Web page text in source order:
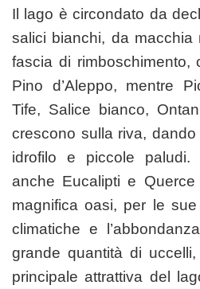
Il lago è circondato da
salici bianchi, da macchia
fascia di rimboschimento,
Pino d’Aleppo, mentre
Tife, Salice bianco,
crescono sulla riva,
idrofilo e piccole paludi.
anche Eucalipti e
magnifica oasi, per le
climatiche e
grande quantità di
principale attrattiva del